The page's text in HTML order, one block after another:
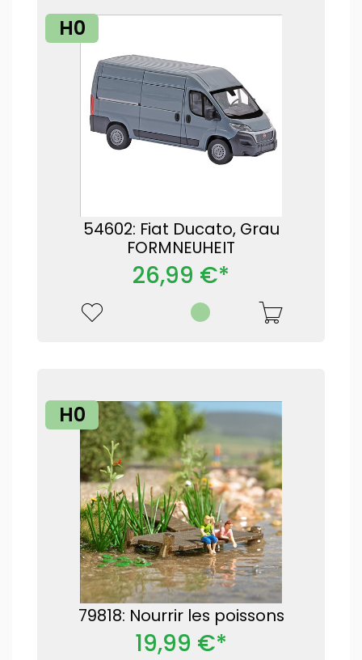
H0
54602: Fiat Ducato, Grau
FORMNEUHEIT
26,99 €*
H0
79818: Nourrir les poissons
19,99 €*